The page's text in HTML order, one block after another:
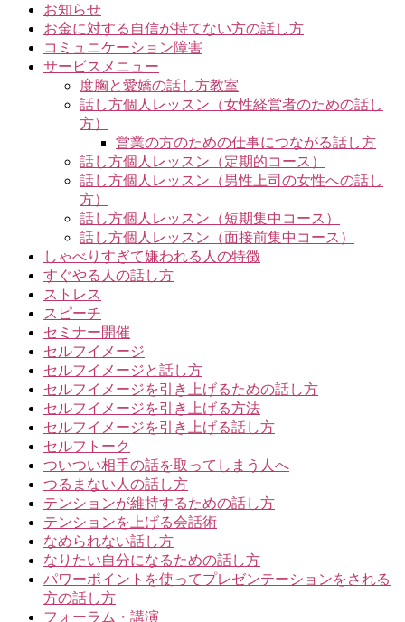
お知らせ
お金に対する自信が持てない方の話し方
コミュニケーション障害
サービスメニュー
度胸と愛嬌の話し方教室
話し方個人レッスン（女性経営者のための話し
方）
営業の方のための仕事につながる話し方
話し方個人レッスン（定期的コース）
話し方個人レッスン（男性上司の女性への話し
方）
話し方個人レッスン（短期集中コース）
話し方個人レッスン（面接前集中コース）
しゃべりすぎて嫌われる人の特徴
すぐやる人の話し方
ストレス
スピーチ
セミナー開催
セルフイメージ
セルフイメージと話し方
セルフイメージを引き上げるための話し方
セルフイメージを引き上げる方法
セルフイメージを引き上げる話し方
セルフトーク
ついつい相手の話を取ってしまう人へ
つるまない人の話し方
テンションが維持するための話し方
テンションを上げる会話術
なめられない話し方
なりたい自分になるための話し方
パワーポイントを使ってプレゼンテーションをされる
方の話し方
フォーラム・講演